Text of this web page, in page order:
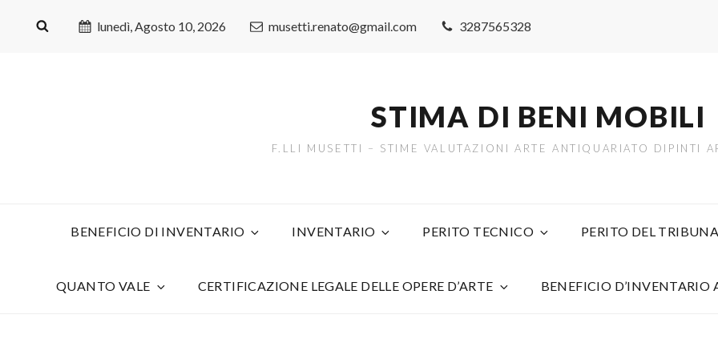
lunedì, Agosto 10, 2026 musetti.renato@gmail.com 3287565328
STIMA DI BENI MOBILI
F.LLI MUSETTI – STIME VALUTAZIONI ARTE ANTIQUARIATO DIPINTI
BENEFICIO DI INVENTARIO INVENTARIO PERITO TECNICO PERITO DEL
QUANTO VALE CERTIFICAZIONE LEGALE DELLE OPERE D’ARTE BENEFICIO D’INVENTARIO